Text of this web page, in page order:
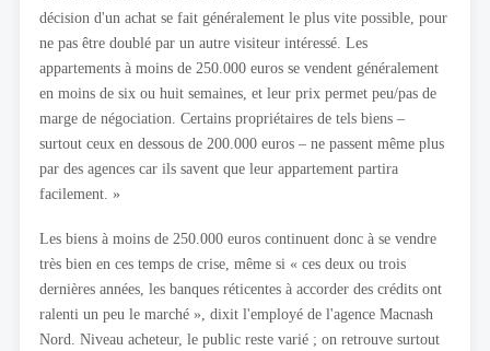
décision d'un achat se fait généralement le plus vite possible, pour
ne pas être doublé par un autre visiteur intéressé. Les
appartements à moins de 250.000 euros se vendent généralement
en moins de six ou huit semaines, et leur prix permet peu/pas de
marge de négociation. Certains propriétaires de tels biens –
surtout ceux en dessous de 200.000 euros – ne passent même plus
par des agences car ils savent que leur appartement partira
facilement. »
Les biens à moins de 250.000 euros continuent donc à se vendre
très bien en ces temps de crise, même si « ces deux ou trois
dernières années, les banques réticentes à accorder des crédits ont
ralenti un peu le marché », dixit l'employé de l'agence Macnash
Nord. Niveau acheteur, le public reste varié ; on retrouve surtout